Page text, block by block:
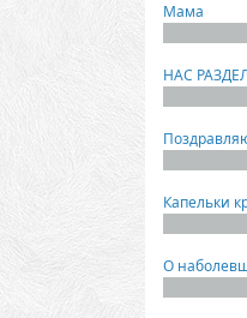
Мама
НАС
Капельки
О